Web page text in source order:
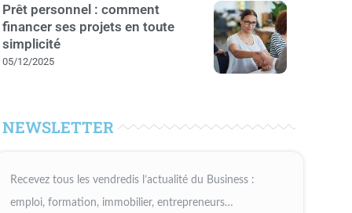
Prêt personnel : comment
financer ses projets en toute
simplicité
05/12/2025
NEWSLETTER
Recevez tous les vendredis l’actualité du Business :
emploi, formation, immobilier, entrepreneurs…